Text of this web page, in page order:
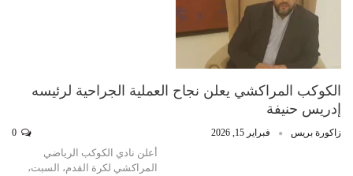
الكوكب المراكشي يعلن نجاح العملية الجراحية لرئيسه
إدريس حنيفة
زاكورة بريس فبراير 15, 2026
أعلن نادي الكوكب الرياضي
المراكشي لكرة القدم، السبت،